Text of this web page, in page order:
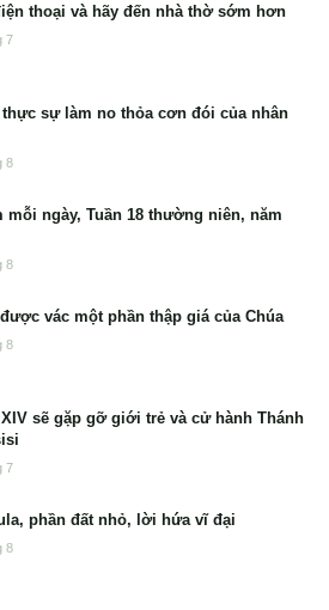
thoại và hãy đến nhà thờ sớm hơn
7
sự làm no thỏa cơn đói của nhân
8
mỗi ngày, Tuần 18 thường niên, năm
8
vác một phần thập giá của Chúa
8
sẽ gặp gỡ giới trẻ và cử hành Thánh
7
phần đất nhỏ, lời hứa vĩ đại
8